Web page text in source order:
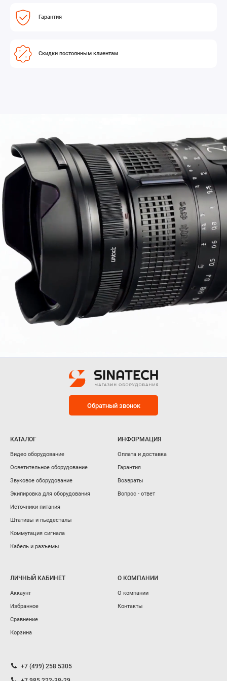
воспроизведение входного сигнала 1080i без артефактов и ухудшений
качества изображения, которые часто возникают при преобразовании
Маркеры формата зоны изображения
Гарантия
Скидки постоянным клиентам
Обратный звонок
КАТАЛОГ
Видео оборудование
Осветительное оборудование
Звуковое оборудование
Экипировка для оборудования
Источники питания
Штативы и пьедесталы
Коммутация сигнала
Кабель и разъемы
ИНФОРМАЦИЯ
Оплата и доставка
Гарантия
Возвраты
Вопрос - ответ
ЛИЧНЫЙ КАБИНЕТ
Аккаунт
Избранное
Сравнение
Корзина
О КОМПАНИИ
О компании
Контакты
+7 (499) 258 5305